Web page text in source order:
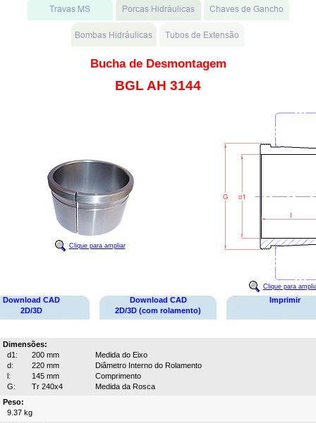
Bucha de Desmontagem
BGL AH 3144
Clique para ampliar
Clique para
Download CAD
2D/3D
Download CAD
2D/3D (com rolamento)
Imprimir
Dimensões:
d1:
200 mm
Medida do Eixo
d:
220 mm
Diâmetro Interno do Rolamento
l:
145 mm
Comprimento
G:
Tr 240x4
Medida da Rosca
Peso:
9.37 kg